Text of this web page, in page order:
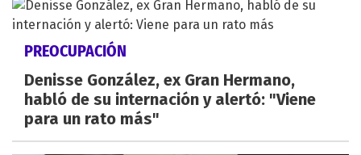
PREOCUPACIÓN
Denisse González, ex Gran Hermano,
habló de su internación y alertó: "Viene
para un rato más"